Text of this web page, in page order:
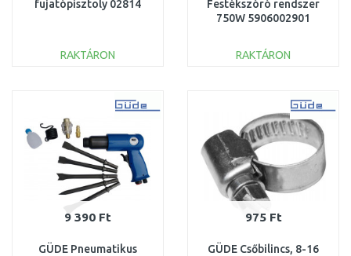
fujatópisztoly 02814
RAKTÁRON
Összehasonlítás
Festékszóró rendszer
750W 5906002901
RAKTÁRON
Összehasonlítás
9 390 Ft
GÜDE Pneumatikus
975 Ft
GÜDE Csőbilincs, 8-16